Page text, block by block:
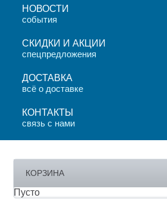
НОВОСТИ
события
СКИДКИ И АКЦИИ
спецпредложения
ДОСТАВКА
всё о доставке
КОНТАКТЫ
связь с нами
КОРЗИНА
Пусто